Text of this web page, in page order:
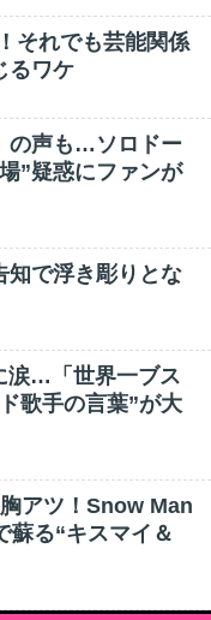
それでも芸能関係
るワケ
の声も…ソロドー
”疑惑にファンが
知で浮き彫りとな
涙…「世界一ブス
歌手の言葉”が大
アツ！Snow Man
蘇る“キスマイ＆